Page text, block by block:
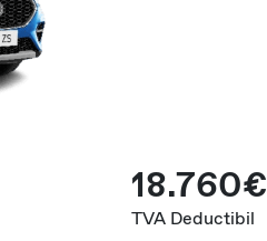
18.760€
TVA Deductibil